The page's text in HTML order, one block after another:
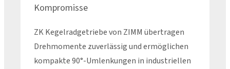
Kompromisse
ZK Kegelradgetriebe von ZIMM übertragen
Drehmomente zuverlässig und ermöglichen
kompakte 90°-Umlenkungen in industriellen